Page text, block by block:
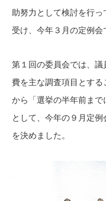
助努力として検討を行
受け、今年３月の定例会
第１回の委員会では、
費を主な調査項目とす
から「選挙の半年前まで
として、今年の９月定
を決めました。